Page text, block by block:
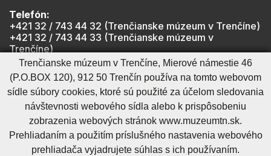
Telefón:
+421 32 / 743 44 32 (Trenčianske múzeum v Trenčíne)
+421 32 / 743 44 33 (Trenčianske múzeum v
Trenčíne)
+421 901 918 825 (Trenčiansky hrad - informátor -
počas otváracích hodín hradu)
Mapa stránkyRSSCookies nastavenieOchrana osobných údajov
Cookies - viac informáciíVyhlásenie o prístupnosti
Technický prevádzkovateľSprávca obsahu
Trenčianske múzeum v Trenčíne, Mierové námestie 46
(P.O.BOX 120), 912 50 Trenčín používa na tomto webovom
sídle súbory cookies, ktoré sú použité za účelom sledovania
návštevnosti webového sídla alebo k prispôsobeniu
zobrazenia webových stránok www.muzeumtn.sk.
Prehliadaním a použitím príslušného nastavenia webového
prehliadača vyjadrujete súhlas s ich používaním.